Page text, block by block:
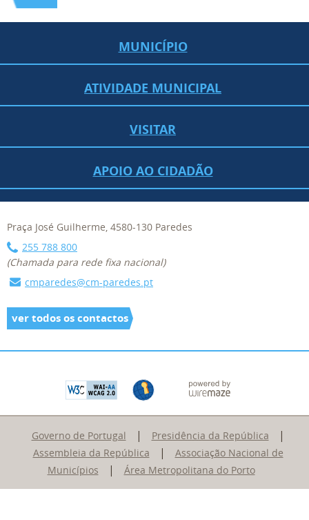
MUNICÍPIO
ATIVIDADE MUNICIPAL
VISITAR
APOIO AO CIDADÃO
Praça José Guilherme, 4580-130 Paredes
255 788 800
(Chamada para rede fixa nacional)
cmparedes@cm-paredes.pt
ver todos os contactos
Governo de Portugal | Presidência da República |
Assembleia da República |
Associação Nacional de
Municípios
| Área Metropolitana do Porto